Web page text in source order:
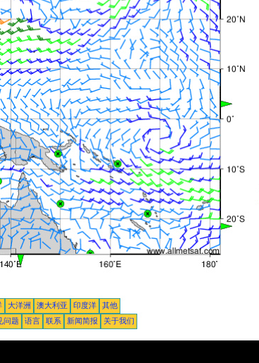
大洋洲 澳大利亚 印度洋
其他
问题 语言 联系 新闻简报 关于我们